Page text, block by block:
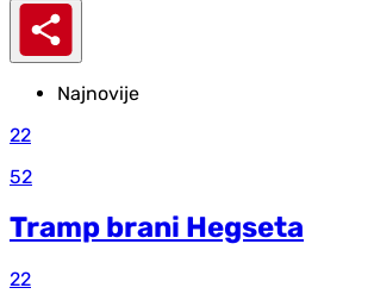
Najnovije
22
52
Tramp brani Hegseta
22